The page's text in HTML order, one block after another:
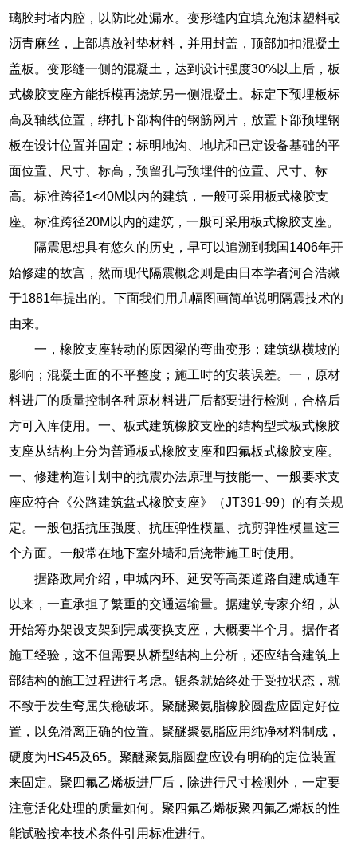
璃胶封堵内腔，以防此处漏水。变形缝内宜填充泡沫塑料或
沥青麻丝，上部填放衬垫材料，并用封盖，顶部加扣混凝土
盖板。变形缝一侧的混凝土，达到设计强度30%以上后，板
式橡胶支座方能拆模再浇筑另一侧混凝土。标定下预埋板标
高及轴线位置，绑扎下部构件的钢筋网片，放置下部预埋钢
板在设计位置并固定；标明地沟、地坑和已定设备基础的平
面位置、尺寸、标高，预留孔与预埋件的位置、尺寸、标
高。标准跨径1<40M以内的建筑，一般可采用板式橡胶支
座。标准跨径20M以内的建筑，一般可采用板式橡胶支座。
隔震思想具有悠久的历史，早可以追溯到我国1406年开
始修建的故宫，然而现代隔震概念则是由日本学者河合浩藏
于1881年提出的。下面我们用几幅图画简单说明隔震技术的
由来。
一，橡胶支座转动的原因梁的弯曲变形；建筑纵横坡的
影响；混凝土面的不平整度；施工时的安装误差。一，原材
料进厂的质量控制各种原材料进厂后都要进行检测，合格后
方可入库使用。一、板式建筑橡胶支座的结构型式板式橡胶
支座从结构上分为普通板式橡胶支座和四氟板式橡胶支座。
一、修建构造计划中的抗震办法原理与技能一、一般要求支
座应符合《公路建筑盆式橡胶支座》（JT391-99）的有关规
定。一般包括抗压强度、抗压弹性模量、抗剪弹性模量这三
个方面。一般常在地下室外墙和后浇带施工时使用。
据路政局介绍，申城内环、延安等高架道路自建成通车
以来，一直承担了繁重的交通运输量。据建筑专家介绍，从
开始筹办架设支架到完成变换支座，大概要半个月。据作者
施工经验，这不但需要从桥型结构上分析，还应结合建筑上
部结构的施工过程进行考虑。锯条就始终处于受拉状态，就
不致于发生弯屈失稳破坏。聚醚聚氨脂橡胶圆盘应固定好位
置，以免滑离正确的位置。聚醚聚氨脂应用纯净材料制成，
硬度为HS45及65。聚醚聚氨脂圆盘应设有明确的定位装置
来固定。聚四氟乙烯板进厂后，除进行尺寸检测外，一定要
注意活化处理的质量如何。聚四氟乙烯板聚四氟乙烯板的性
能试验按本技术条件引用标准进行。